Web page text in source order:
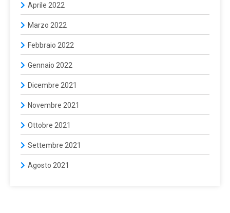
Aprile 2022
Marzo 2022
Febbraio 2022
Gennaio 2022
Dicembre 2021
Novembre 2021
Ottobre 2021
Settembre 2021
Agosto 2021